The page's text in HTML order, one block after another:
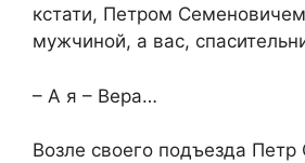
кстати, Петром
мужчиной, а вас,
– А я – Вера…
Возле своего подъезда